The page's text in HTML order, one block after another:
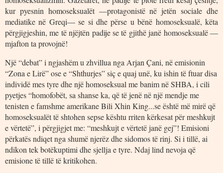
kur pyesnin homoseksualët —protagonistë në jetën sociale dhe
mediatike në Greqi— se si dhe përse u bënë homoseksualë, këta
përgjigjeshin, me të njëjtën padije se të gjithë janë homoseksualë —
mjafton ta provojnë!
Një “debat” i ngjashëm u zhvillua nga Arjan Çani, në emisionin
“Zona e Lirë” ose e “Shthurjes” siç e quaj unë, ku ishin të ftuar disa
individë mes tyre dhe një homoseksual me banim në SHBA, i cili
pyetjes “homofobët, sa shanse ka, që të jenë në një mendje me
tenisten e famshme amerikane Bili Xhin King...se është më mirë që
homoseksualët të shtohen sepse kështu rriten kërkesat për meshkujt
e vërtetë”, i përgjigjet me: “meshkujt e vërtetë janë gej”! Emisioni
përkatës ndiqet nga shumë njerëz dhe sidomos të rinj. Si i tillë, ai
ndikon tek botëkuptimi dhe sjellja e tyre. Ndaj lind nevoja që
emisione të tillë të kritikohen.